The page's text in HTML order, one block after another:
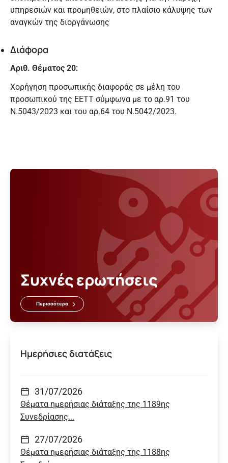
υπηρεσιών και προμηθειών, στο πλαίσιο κάλυψης των
αναγκών της διοργάνωσης
Διάφορα
Αριθ. Θέματος 20:
Χορήγηση προσωπικής διαφοράς σε μέλη του
προσωπικού της ΕΕΤΤ σύμφωνα με το αρ.91 του
Ν.5043/2023 και του αρ.64 του Ν.5042/2023.
Συχνές ερωτήσεις
Περισσότερα
Ημερήσιες διατάξεις
31/07/2026
Θέματα ημερήσιας διάταξης της 1189ης
Συνεδρίασης...
27/07/2026
Θέματα ημερήσιας διάταξης της 1188ης